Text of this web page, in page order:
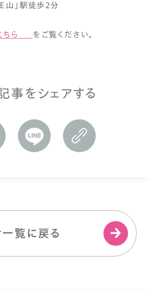
山」駅徒歩2分
ちら をご覧ください。
事をシェアする
覧に戻る